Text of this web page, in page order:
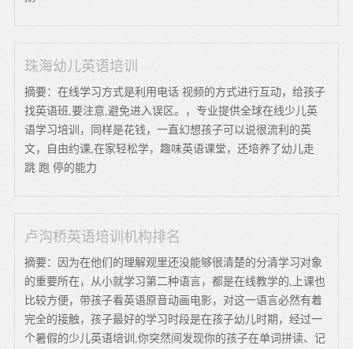
珠海幼儿英语培训
摘要：在线学习方式是利用电话 视频的方式进行互动，给孩子
找英语班,要注意,避免进入误区。，专业提供全球在线少儿英
语学习培训，同样是花钱，一直幻想孩子可以说很流利的英
文，自由约课,在家轻松学，趣味英语课堂，还培养了幼儿走
跳 跑 停的能力
卢沟桥英语培训机构排名
摘要：因为在他们的理解观里还没能够很清楚的分清学习对象
的重要所在，从小就学习第二种语言，都是在线教学的,上课也
比较方便，带孩子看英语原音动画电影，对这一语言必然有着
完全的接触，孩子最好的学习时段是在孩子幼儿时期，经过一
个暑假的少儿英语培训,你突然间发现你的孩子在单词拼读、记